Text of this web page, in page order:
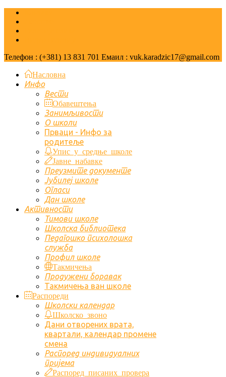
Телефон : (+381) 13 831 701 Емаил : vuk.karadzic17@gmail.com
Насловна
Инфо
Вести
Обавештења
Занимљивости
О школи
Првaци - Инфо за
родитеље
Упис у средње школе
Јавне набавке
Преузмите документе
Јубилеј школе
Огласи
Дан школе
Активности
Тимови школе
Школска библиотека
Педагошко психолошка
служба
Профил школе
Такмичења
Продужени боравак
Такмичења ван школе
Распореди
Школски календар
Школско звоно
Дани отворених врата,
квартали, календар промене
смена
Распоред индивидуалних
пријема
Распоред писаних провера